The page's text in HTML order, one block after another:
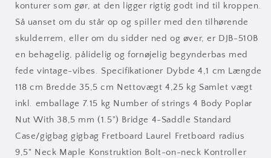
konturer som gør, at den ligger rigtig godt ind til kroppen.
Så uanset om du står op og spiller med den tilhørende
skulderrem, eller om du sidder ned og øver, er DJB-510B
en behagelig, pålidelig og fornøjelig begynderbas med
fede vintage-vibes. Specifikationer Dybde 4,1 cm Længde
118 cm Bredde 35,5 cm Nettovægt 4,25 kg Samlet vægt
inkl. emballage 7.15 kg Number of strings 4 Body Poplar
Nut With 38,5 mm (1.5") Bridge 4-Saddle Standard
Case/gigbag gigbag Fretboard Laurel Fretboard radius
9,5" Neck Maple Konstruktion Bolt-on-neck Kontroller